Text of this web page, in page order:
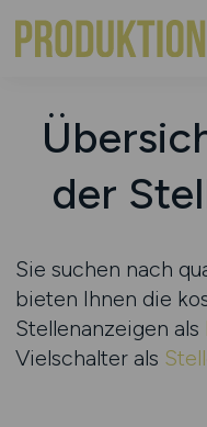
der
Sie suchen nach
bieten Ihnen die
Stellenanzeigen als
Vielschalter als